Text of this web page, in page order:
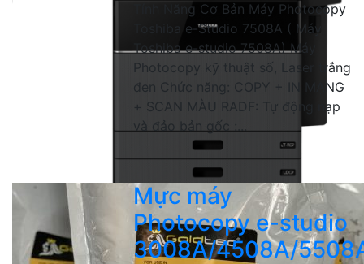
Tính Năng Cơ Bản Máy Photocopy
Toshiba e-Studio 7508A ( Máy
Toshiba e-studio 7508A) Máy
Photocopy kỹ thuật số, Laser trắng
đen Chức năng: COPY + IN MẠNG
+ SCAN MÀU RADF: Tự động nạp
và đảo bản gốc :...
Mực máy
Photocopy e-studio
3008A/4508A/